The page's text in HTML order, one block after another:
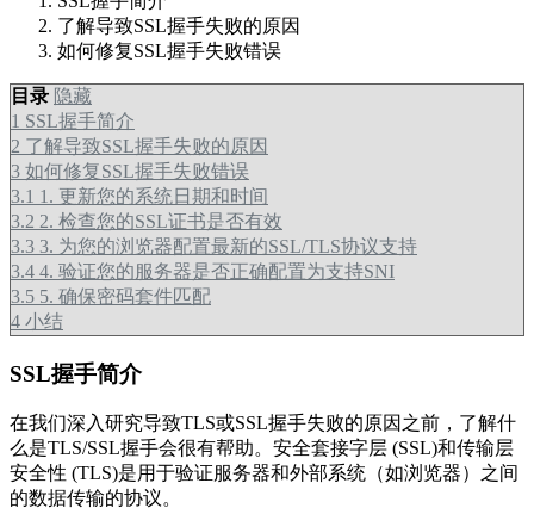
了解导致SSL握手失败的原因
如何修复SSL握手失败错误
目录 隐藏
1 SSL握手简介
2 了解导致SSL握手失败的原因
3 如何修复SSL握手失败错误
3.1 1. 更新您的系统日期和时间
3.2 2. 检查您的SSL证书是否有效
3.3 3. 为您的浏览器配置最新的SSL/TLS协议支持
3.4 4. 验证您的服务器是否正确配置为支持SNI
3.5 5. 确保密码套件匹配
4 小结
SSL握手简介
在我们深入研究导致TLS或SSL握手失败的原因之前，了解什
么是TLS/SSL握手会很有帮助。安全套接字层 (SSL)和传输层
安全性 (TLS)是用于验证服务器和外部系统（如浏览器）之间
的数据传输的协议。